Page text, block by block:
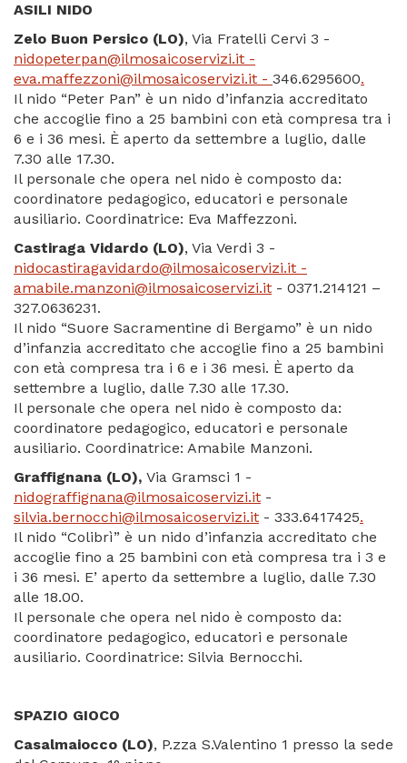
ASILI NIDO
Zelo Buon Persico (LO), Via Fratelli Cervi 3 -
nidopeterpan@ilmosaicoservizi.it -
eva.maffezzoni@ilmosaicoservizi.it - 346.6295600.
Il nido “Peter Pan” è un nido d’infanzia accreditato
che accoglie fino a 25 bambini con età compresa tra i
6 e i 36 mesi. È aperto da settembre a luglio, dalle
7.30 alle 17.30.
Il personale che opera nel nido è composto da:
coordinatore pedagogico, educatori e personale
ausiliario. Coordinatrice: Eva Maffezzoni.
Castiraga Vidardo (LO), Via Verdi 3 -
nidocastiragavidardo@ilmosaicoservizi.it -
amabile.manzoni@ilmosaicoservizi.it - 0371.214121 –
327.0636231.
Il nido “Suore Sacramentine di Bergamo” è un nido
d’infanzia accreditato che accoglie fino a 25 bambini
con età compresa tra i 6 e i 36 mesi. È aperto da
settembre a luglio, dalle 7.30 alle 17.30.
Il personale che opera nel nido è composto da:
coordinatore pedagogico, educatori e personale
ausiliario. Coordinatrice: Amabile Manzoni.
Graffignana (LO), Via Gramsci 1 -
nidograffignana@ilmosaicoservizi.it -
silvia.bernocchi@ilmosaicoservizi.it - 333.6417425.
Il nido “Colibrì” è un nido d’infanzia accreditato che
accoglie fino a 25 bambini con età compresa tra i 3 e
i 36 mesi. E’ aperto da settembre a luglio, dalle 7.30
alle 18.00.
Il personale che opera nel nido è composto da:
coordinatore pedagogico, educatori e personale
ausiliario. Coordinatrice: Silvia Bernocchi.
SPAZIO GIOCO
Casalmaiocco (LO), P.zza S.Valentino 1 presso la sede